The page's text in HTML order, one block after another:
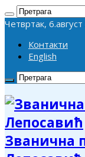
Четвртак,
Контакти
English
Званична